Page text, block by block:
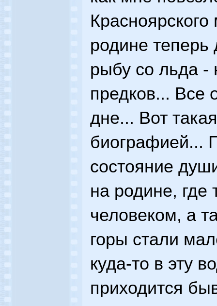
родине
рыбу со льда -
предков... Все
дне... Вот
биографией...
состояние
на родине,
человеком, а
горы стали
куда-то в эту
приходится